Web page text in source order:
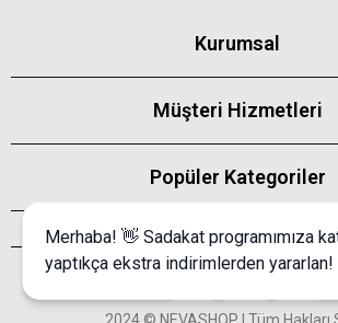
Kurumsal
Müşteri Hizmetleri
Popüler Kategoriler
Merhaba! 👋 Sadakat programımıza
yaptıkça ekstra indirimlerden yararlan!